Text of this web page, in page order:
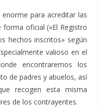
para acreditar las
oficial («El Registro
hechos inscritos» según
valioso en el
encontraremos los
de padres y abuelos, así
recogen esta misma
de los contrayentes.